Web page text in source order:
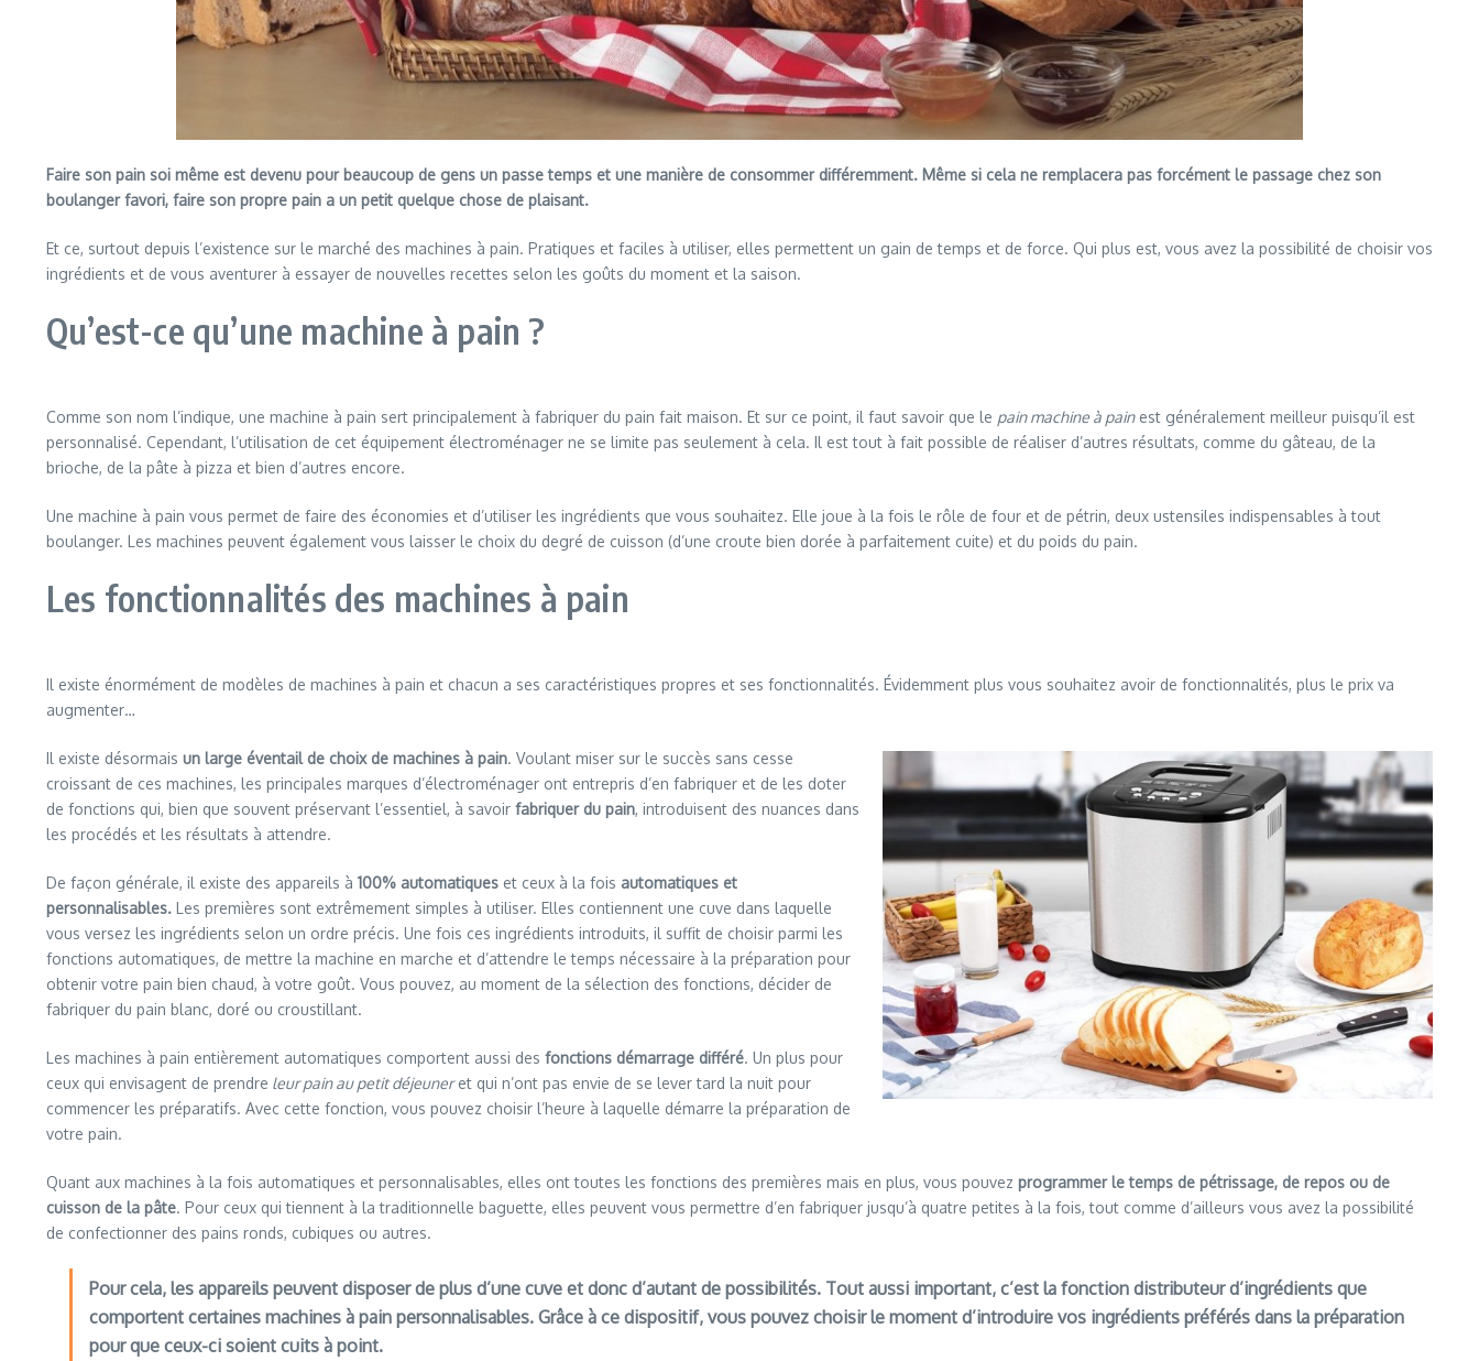
Faire son pain soi même est devenu pour beaucoup de gens un passe temps et une manière de consommer différemment. Même si cela ne remplacera pas forcément le passage chez son
boulanger favori, faire son propre pain a un petit quelque chose de plaisant.
Et ce, surtout depuis l’existence sur le marché des machines à pain. Pratiques et faciles à utiliser, elles permettent un gain de temps et de force. Qui plus est, vous avez la possibilité de choisir vos
ingrédients et de vous aventurer à essayer de nouvelles recettes selon les goûts du moment et la saison.
Qu’est-ce qu’une machine à pain ?
Comme son nom l’indique, une machine à pain sert principalement à fabriquer du pain fait maison. Et sur ce point, il faut savoir que le pain machine à painest généralement meilleur puisqu’il est
personnalisé. Cependant, l’utilisation de cet équipement électroménager ne se limite pas seulement à cela. Il est tout à fait possible de réaliser d’autres résultats, comme du gâteau, de la
brioche, de la pâte à pizza et bien d’autres encore.
Une machine à pain vous permet de faire des économies et d’utiliser les ingrédients que vous souhaitez. Elle joue à la fois le rôle de four et de pétrin, deux ustensiles indispensables à tout
boulanger. Les machines peuvent également vous laisser le choix du degré de cuisson (d’une croute bien dorée à parfaitement cuite) et du poids du pain.
Les fonctionnalités des machines à pain
Il existe énormément de modèles de machines à pain et chacun a ses caractéristiques propres et ses fonctionnalités. Évidemment plus vous souhaitez avoir de fonctionnalités, plus le prix va
augmenter…
Il existe désormais un large éventail de choix de machines à pain. Voulant miser sur le succès sans cesse
croissant de ces machines, les principales marques d’électroménager ont entrepris d’en fabriquer et de les doter
de fonctions qui, bien que souvent préservant l’essentiel, à savoir fabriquer du pain, introduisent des nuances dans
les procédés et les résultats à attendre.
De façon générale, il existe des appareils à 100% automatiques et ceux à la fois automatiques et
personnalisables. Les premières sont extrêmement simples à utiliser. Elles contiennent une cuve dans laquelle
vous versez les ingrédients selon un ordre précis. Une fois ces ingrédients introduits, il suffit de choisir parmi les
fonctions automatiques, de mettre la machine en marche et d’attendre le temps nécessaire à la préparation pour
obtenir votre pain bien chaud, à votre goût. Vous pouvez, au moment de la sélection des fonctions, décider de
fabriquer du pain blanc, doré ou croustillant.
Les machines à pain entièrement automatiques comportent aussi des fonctions démarrage différé. Un plus pour
ceux qui envisagent de prendre leur pain au petit déjeuneret qui n’ont pas envie de se lever tard la nuit pour
commencer les préparatifs. Avec cette fonction, vous pouvez choisir l’heure à laquelle démarre la préparation de
votre pain.
Quant aux machines à la fois automatiques et personnalisables, elles ont toutes les fonctions des premières mais en plus, vous pouvez programmer le temps de pétrissage, de repos ou de
cuisson de la pâte. Pour ceux qui tiennent à la traditionnelle baguette, elles peuvent vous permettre d’en fabriquer jusqu’à quatre petites à la fois, tout comme d’ailleurs vous avez la possibilité
de confectionner des pains ronds, cubiques ou autres.
Pour cela, les appareils peuvent disposer de plus d’une cuve et donc d’autant de possibilités. Tout aussi important, c’est la fonction distributeur d’ingrédients que
comportent certaines machines à pain personnalisables. Grâce à ce dispositif, vous pouvez choisir le moment d’introduire vos ingrédients préférés dans la préparation
pour que ceux-ci soient cuits à point.